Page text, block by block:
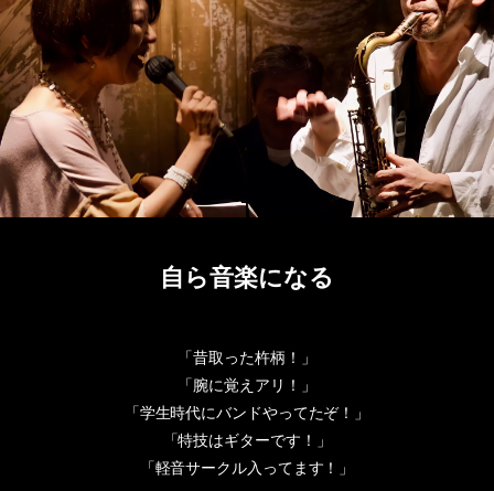
自ら音楽になる
「昔取った杵柄！」
「腕に覚えアリ！」
「学生時代にバンドやってたぞ！」
「特技はギターです！」
「軽音サークル入ってます！」